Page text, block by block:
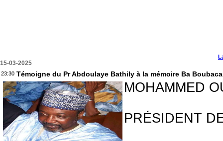
15-03-2025
23:30 Témoigne du Pr Abdoulaye Bathily à la mémoire Ba
MOHAMMED
PRÉSIDENT